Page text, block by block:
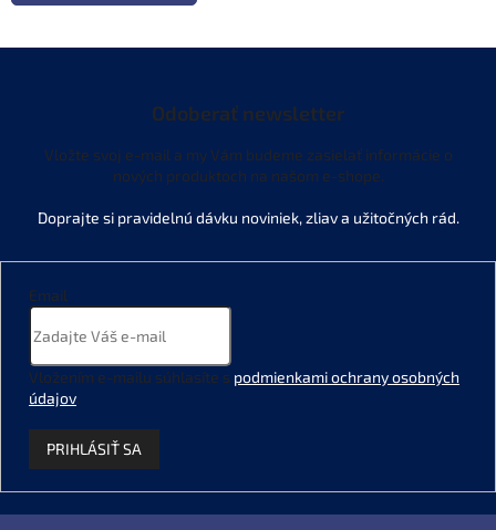
Odoberať newsletter
Vložte svoj e-mail a my Vám budeme zasielať informácie o
nových produktoch na našom e-shope.
Email
Vložením e-mailu súhlasíte s podmienkami ochrany osobných
údajov.
PRIHLÁSIŤ SA